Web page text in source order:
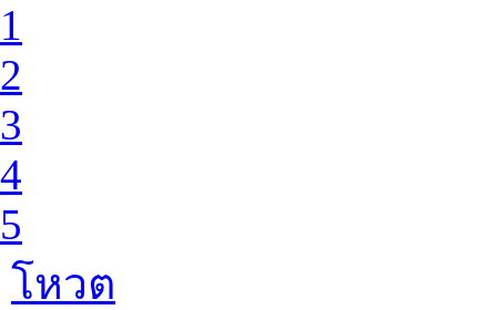
1
2
3
4
5
โหวต